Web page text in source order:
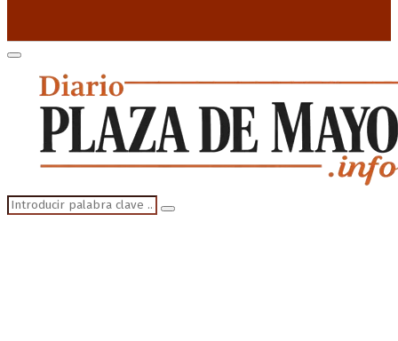
Primary
Menu
Search
for:
Search